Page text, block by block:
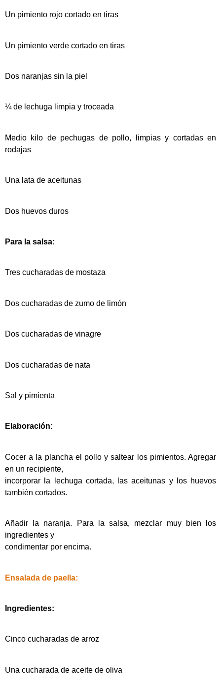
Un pimiento rojo cortado en tiras
Un pimiento verde cortado en tiras
Dos naranjas sin la piel
¼ de lechuga limpia y troceada
Medio kilo de pechugas de pollo, limpias y cortadas en
rodajas
Una lata de aceitunas
Dos huevos duros
Para la salsa:
Tres cucharadas de mostaza
Dos cucharadas de zumo de limón
Dos cucharadas de vinagre
Dos cucharadas de nata
Sal y pimienta
Elaboración:
Cocer a la plancha el pollo y saltear los pimientos. Agregar
en un recipiente,
incorporar la lechuga cortada, las aceitunas y los huevos
también cortados.
Añadir la naranja. Para la salsa, mezclar muy bien los
ingredientes y
condimentar por encima.
Ensalada de paella:
Ingredientes:
Cinco cucharadas de arroz
Una cucharada de aceite de oliva